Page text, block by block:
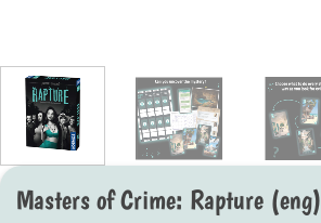
Masters of Crime: Rapture (eng)